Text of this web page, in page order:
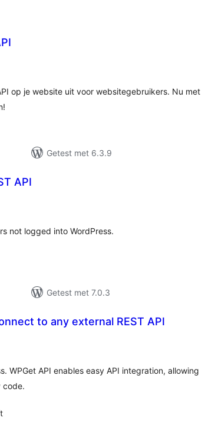
op je website uit voor websitegebruikers. Nu met
Getest met 6.3.9
API
not logged into WordPress.
Getest met 7.0.3
to any external REST API
WPGet API enables easy API integration, allowing
code.